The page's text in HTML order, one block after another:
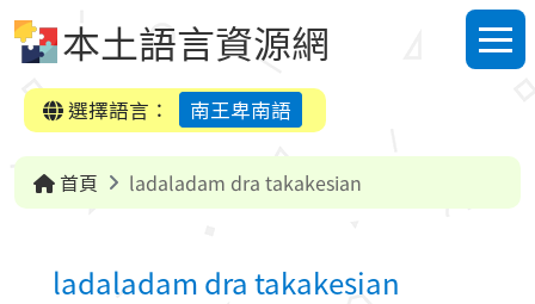
本土語言資源網
選單
選擇語言：
南王卑南語
首頁 ladaladam dra takakesian
ladaladam dra takakesian